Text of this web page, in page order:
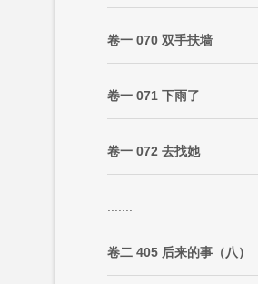
卷一 070 双手扶墙
卷一 071 下雨了
卷一 072 去找她
卷二 405 后来的事（八）